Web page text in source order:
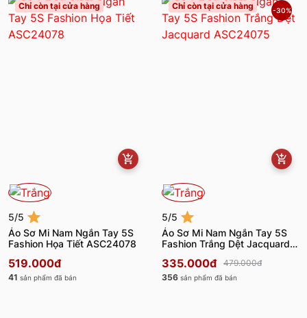
Chỉ còn tại cửa hàng
5/5
Áo Sơ Mi Nam Ngắn Tay 5S
Fashion Họa Tiết ASC24078
519.000đ
41 sản phẩm đã bán
Chỉ còn tại cửa hàng -30%
5/5
Áo Sơ Mi Nam Ngắn Tay 5S
Fashion Trắng Dệt Jacquard
335.000đ
479.000đ
356 sản phẩm đã bán